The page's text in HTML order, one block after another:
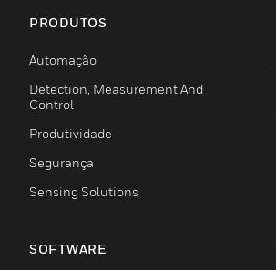
PRODUTOS
Automação
Detection, Measurement And
Control
Produtividade
Segurança
Sensing Solutions
SOFTWARE